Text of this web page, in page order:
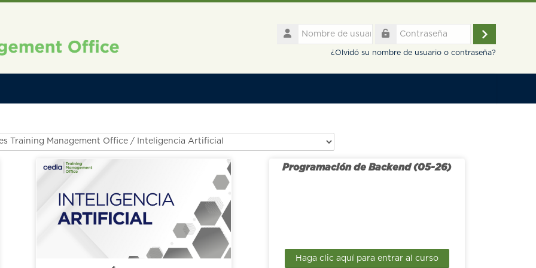
Nombre
Acceder
¿Olvidó su nombre de usuario o contraseña?
Programación de Backend (05-26)
Haga clic aquí para entrar al curso